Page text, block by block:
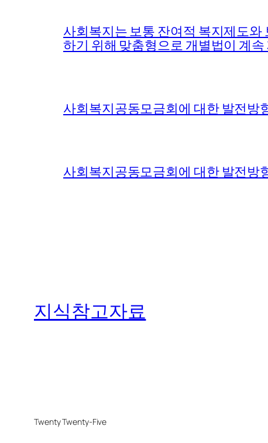
사회복지는 보통 잔여적 복지제도
하기 위해 맞춤형으로 개별법이 계
사회복지공동모금회에 대한 발전방
사회복지공동모금회에 대한 발전방
지식참고자료
Twenty Twenty-Five